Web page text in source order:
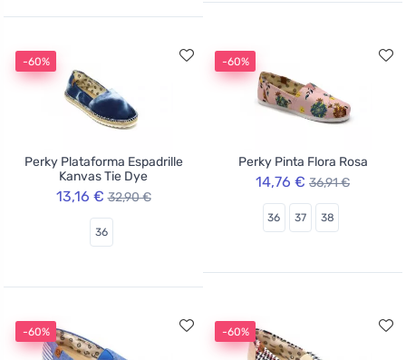
-60%
Perky Plataforma Espadrille
Kanvas Tie Dye
13,16 € 32,90 €
36
-60%
Perky Pinta Flora Rosa
14,76 € 36,91 €
36 37 38
-60% -60%